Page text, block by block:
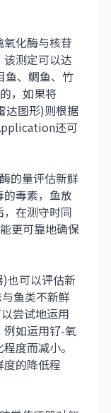
化酶与核苷
测定可以达
鱼、鲷鱼、竹
，如果将
达图形)则根据
还可
的量评估新鲜
毒素，鱼放
在测守时同
更可靠地确保
可以评估新
鱼类不新鲜
尝试地运用
例如运用钌-氧
度而减小。
的降低程